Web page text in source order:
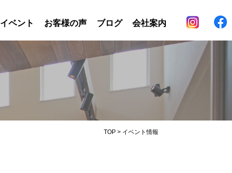
イベント お客様の声 ブログ 会社案内
TOP > イベント情報